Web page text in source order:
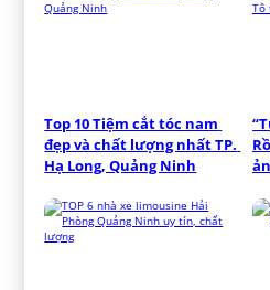
Top 10 Tiệm cắt tóc nam
đẹp và chất lượng nhất TP.
Hạ Long, Quảng Ninh